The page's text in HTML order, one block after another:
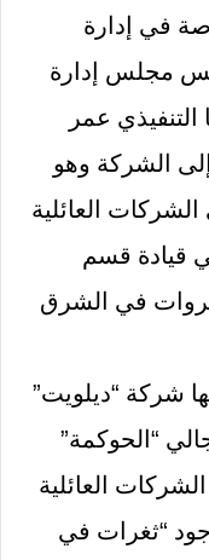
في إدارة
مجلس إدارة
التنفيذي عمر
الشركة وهو
العائلية
قيادة قسم
في الشرق
شركة “ديلويت”
“ الحوكمة”
العائلية
“ثغرات في